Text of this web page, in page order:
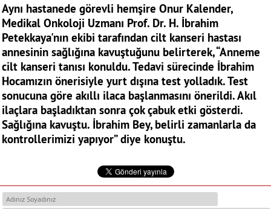
Aynı hastanede görevli hemşire Onur Kalender,
Medikal Onkoloji Uzmanı Prof. Dr. H. İbrahim
Petekkaya'nın ekibi tarafından cilt kanseri hastası
annesinin sağlığına kavuştuğunu belirterek, “Anneme
cilt kanseri tanısı konuldu. Tedavi sürecinde İbrahim
Hocamızın önerisiyle yurt dışına test yolladık. Test
sonucuna göre akıllı ilaca başlanmasını önerildi. Akıl
ilaçlara başladıktan sonra çok çabuk etki gösterdi.
Sağlığına kavuştu. İbrahim Bey, belirli zamanlarla da
kontrollerimizi yapıyor” diye konuştu.